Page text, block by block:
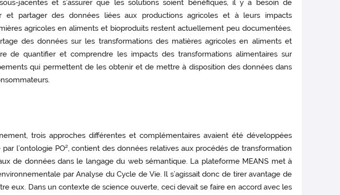
jacentes et s’assurer que les solutions soient bénéfiques, il y a besoin de
partager des données liées aux productions agricoles et à leurs impacts
agricoles en aliments et bioproduits restent actuellement peu documentées.
des données sur les transformations des matières agricoles en aliments et
de quantifier et comprendre les impacts des transformations alimentaires sur
qui permettent de les obtenir et de mettre à disposition des données dans
trois approches différentes et complémentaires avaient été développées
l’ontologie PO², contient des données relatives aux procédés de transformation
de données dans le langage du web sémantique. La plateforme MEANS met à
par Analyse du Cycle de Vie. Il s’agissait donc de tirer avantage de
eux. Dans un contexte de science ouverte, ceci devait se faire en accord avec les